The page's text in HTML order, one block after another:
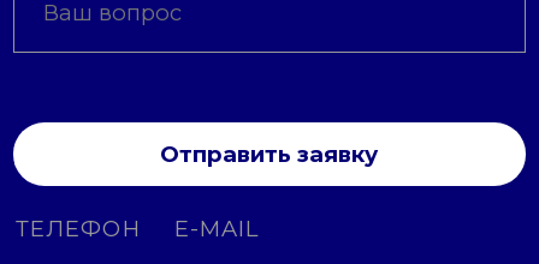
Отправить заявку
ТЕЛЕФОН E-MAIL